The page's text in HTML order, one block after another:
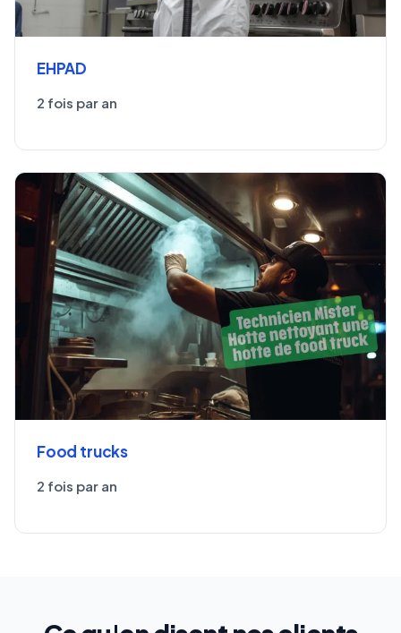
EHPAD
2 fois par an
Food trucks
2 fois par an